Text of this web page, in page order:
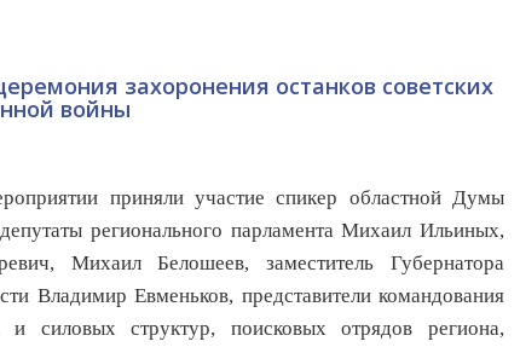
захоронения останков советских
войны
приняли участие спикер областной Думы
регионального парламента Михаил Ильиных,
Михаил Белошеев, заместитель Губернатора
Владимир Евменьков, представители командования
и силовых структур, поисковых отрядов региона,